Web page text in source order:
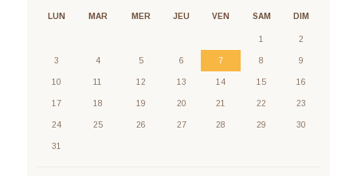
LUN MAR MER JEU VEN SAM DIM
1 2
3 4 5 6 7 8 9
10 11 12 13 14 15 16
17 18 19 20 21 22 23
24 25 26 27 28 29 30
31